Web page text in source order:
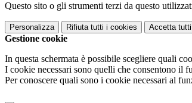
Questo sito o gli strumenti terzi da questo
Personalizza Rifiuta tutti i cookies Accetta tutti
Gestione cookie
In questa schermata è possibile scegliere quali
I cookie necessari sono quelli che consentono il
Per conoscere quali sono i cookie necessari al